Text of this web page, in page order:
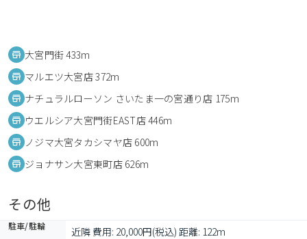
大宮門街 433m
マルエツ大宮店 372m
ナチュラルローソン さいたま一の宮通り店 175m
ウエルシア大宮門街EAST店 446m
ノジマ大宮タカシマヤ店 600m
ジョナサン大宮東町店 626m
その他
駐車/駐輪 近隣 費用: 20,000円(税込) 距離: 122m